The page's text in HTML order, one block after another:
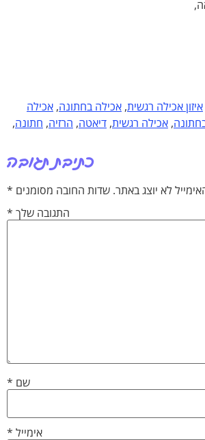
, אכילה בחתונה ,אכילה
רגשית, דיאטה ,הרזיה, חתונה,
כתיבת תגובה
באתר. שדות החובה מסומנים*